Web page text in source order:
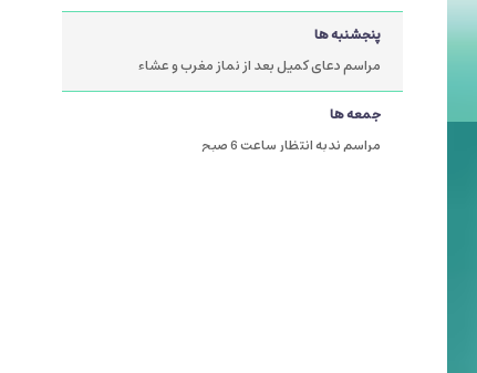
پنجشنبه ها
مراسم دعای کمیل بعد از نماز مغرب و عشاء
جمعه ها
مراسم ندبه انتظار ساعت 6 صبح